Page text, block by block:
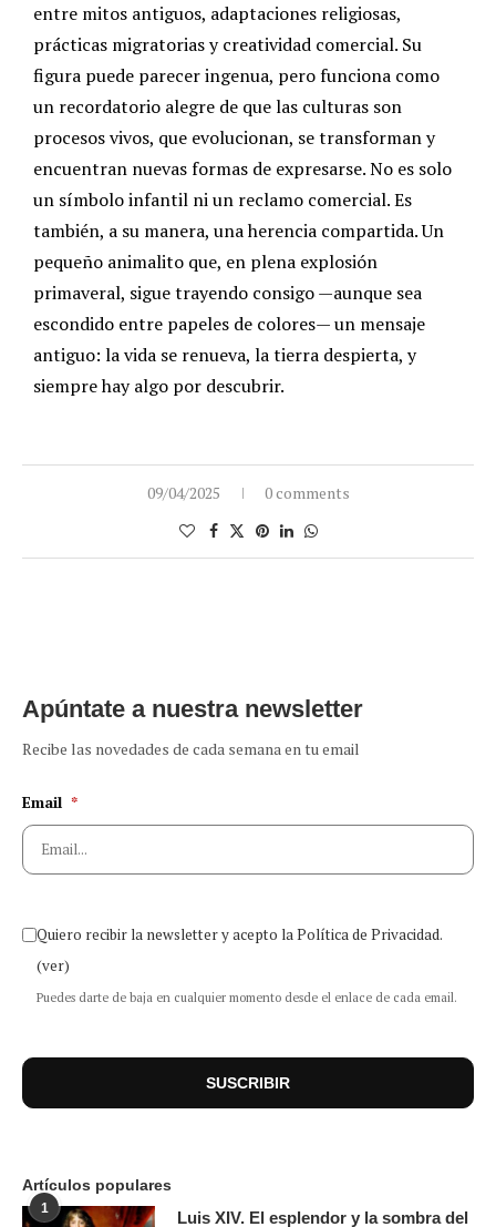
entre mitos antiguos, adaptaciones religiosas,
prácticas migratorias y creatividad comercial. Su
figura puede parecer ingenua, pero funciona como
un recordatorio alegre de que las culturas son
procesos vivos, que evolucionan, se transforman y
encuentran nuevas formas de expresarse. No es solo
un símbolo infantil ni un reclamo comercial. Es
también, a su manera, una herencia compartida. Un
pequeño animalito que, en plena explosión
primaveral, sigue trayendo consigo —aunque sea
escondido entre papeles de colores— un mensaje
antiguo: la vida se renueva, la tierra despierta, y
siempre hay algo por descubrir.
09/04/2025 0 comments
Apúntate a nuestra newsletter
Recibe las novedades de cada semana en tu email
Email *
Quiero recibir la newsletter y acepto la Política de Privacidad.
(ver)
Puedes darte de baja en cualquier momento desde el enlace de cada email.
Artículos populares
1
Luis XIV. El esplendor y la sombra del